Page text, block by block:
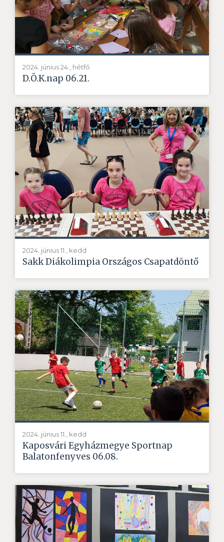
2024. június 24., hétfő
D.Ö.K.nap 06.21.
2024. június 11., kedd
Sakk Diákolimpia Országos Csapatdöntő
2024. június 11., kedd
Kaposvári Egyházmegye Sportnap
Balatonfenyves 06.08.